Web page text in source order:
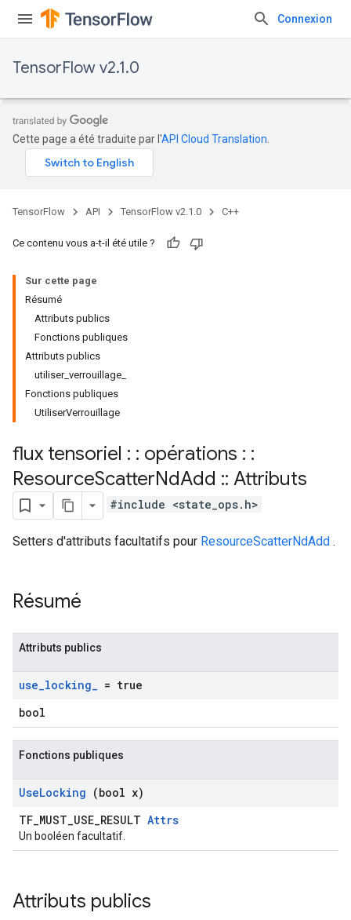
Connexion
TensorFlow v2.1.0
Cette page a été traduite par l'API Cloud Translation
TensorFlow API TensorFlow v2.1.0 C++
Ce contenu vous a-t-il été utile ?
Sur cette page
Résumé
Attributs publics
Fonctions publiques
Attributs publics
utiliser_verrouillage_
Fonctions publiques
UtiliserVerrouillage
flux tensoriel : : opérations : :
ResourceScatterNdAdd :: Attributs
#include <state_ops.h>
Setters d'attributs facultatifs pour ResourceScatterNdAdd .
Résumé
Attributs publics
use_locking_ = true
bool
Fonctions publiques
UseLocking (bool x)
TF_MUST_USE_RESULT Attrs
Un booléen facultatif.
Attributs publics